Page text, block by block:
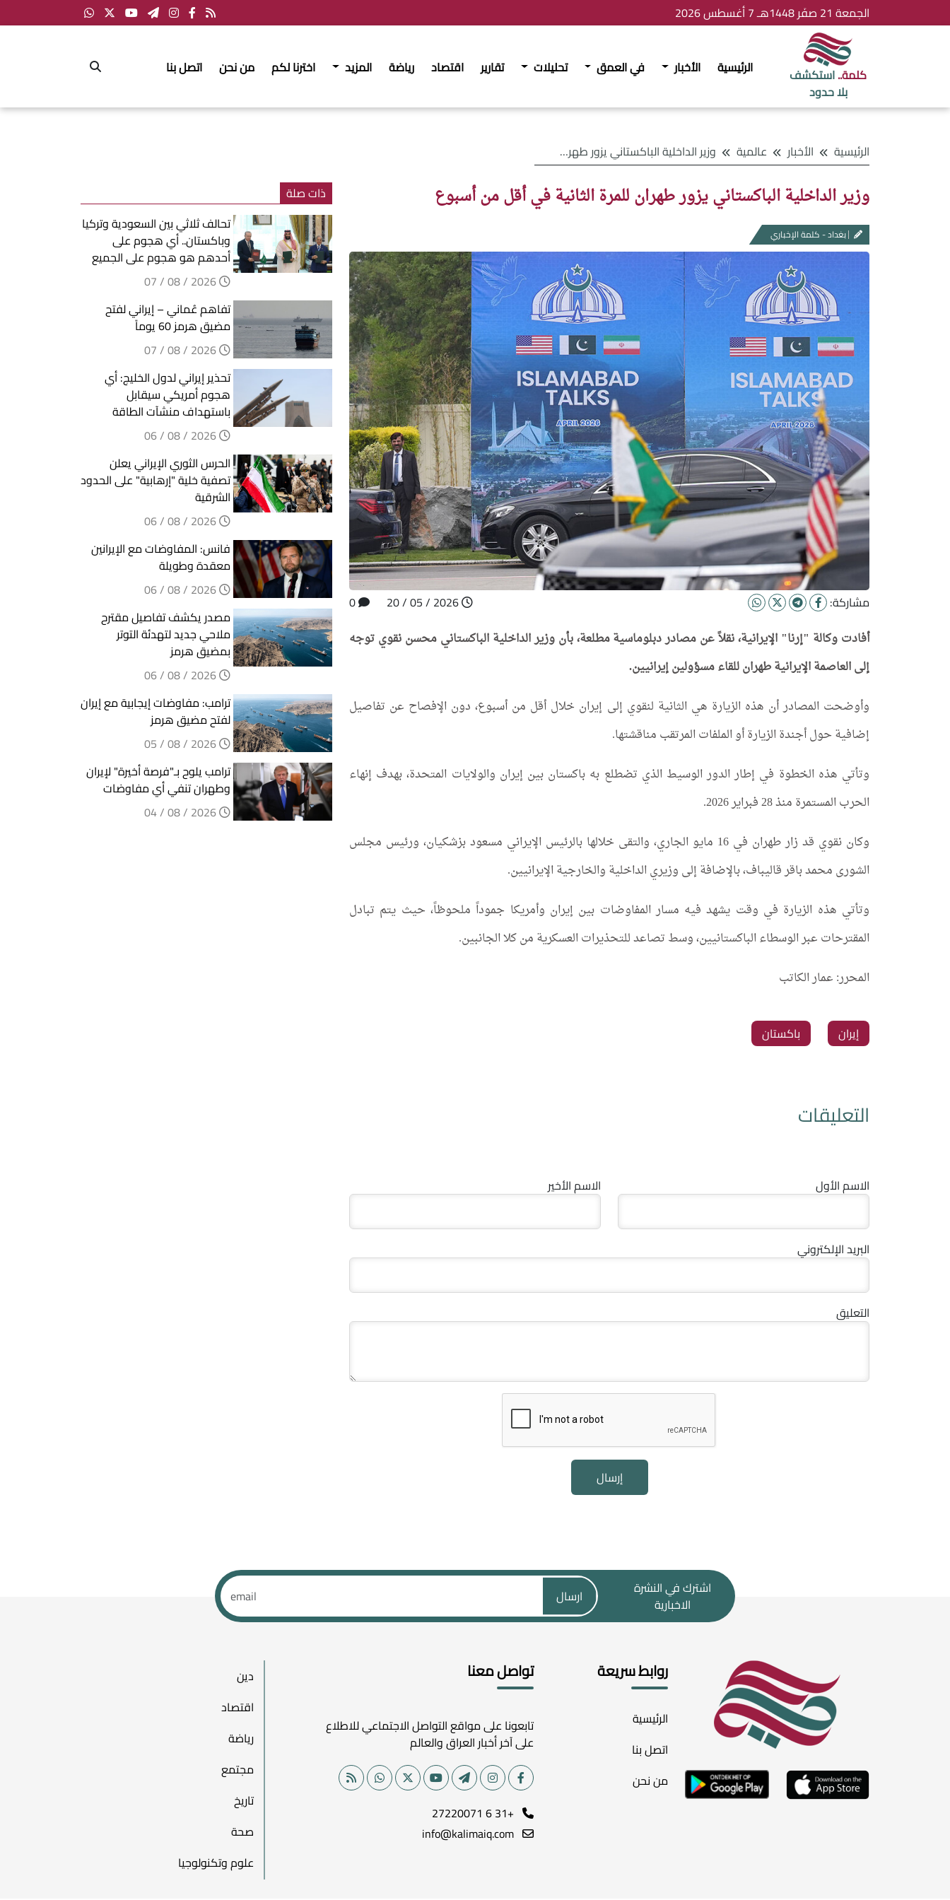
الجمعة 21 صفَر 1448هـ 7 أغسطس 2026
كلمة..استكشف
بلا حدود
الرئيسية الأخبار في العمق تحليلات تقارير اقتصاد رياضة المزيد اخترنا لكم من نحن اتصل بنا
الرئيسية الأخبار عالمية وزير الداخلية الباكستاني يزور طهران للمرة الثانية في أقل من أسبوع
وزير الداخلية الباكستاني يزور طهران للمرة الثانية في أقل من أسبوع
بغداد - كلمة الإخباري
مشاركة:
أفادت وكالة "إرنا" الإيرانية، نقلاً عن مصادر دبلوماسية مطلعة، بأن وزير الداخلية الباكستاني محسن نقوي توجه
إلى العاصمة الإيرانية طهران للقاء مسؤولين إيرانيين.
وأوضحت المصادر أن هذه الزيارة هي الثانية لنقوي إلى إيران خلال أقل من أسبوع، دون الإفصاح عن تفاصيل
إضافية حول أجندة الزيارة أو الملفات المرتقب مناقشتها.
وتأتي هذه الخطوة في إطار الدور الوسيط الذي تضطلع به باكستان بين إيران والولايات المتحدة، بهدف إنهاء
الحرب المستمرة منذ 28 فبراير 2026.
وكان نقوي قد زار طهران في 16 مايو الجاري، والتقى خلالها بالرئيس الإيراني مسعود بزشكيان، ورئيس مجلس
الشورى محمد باقر قاليباف، بالإضافة إلى وزيري الداخلية والخارجية الإيرانيين.
وتأتي هذه الزيارة في وقت يشهد فيه مسار المفاوضات بين إيران وأمريكا جموداً ملحوظاً، حيث يتم تبادل
المقترحات عبر الوسطاء الباكستانيين، وسط تصاعد للتحذيرات العسكرية من كلا الجانبين.
المحرر: عمار الكاتب
‏إيران ‏باكستان
التعليقات
الاسم الأول الاسم الأخير
البريد الإلكتروني
التعليق
إرسال
ذات صلة
تحالف ثلاثي بين السعودية وتركيا
وباكستان.. أي هجوم على
أحدهم هو هجوم على الجميع
تفاهم عُماني – إيراني لفتح
مضيق هرمز 60 يوماً
تحذير إيراني لدول الخليج: أي
هجوم أمريكي سيقابل
باستهداف منشآت الطاقة
الحرس الثوري الإيراني يعلن
تصفية خلية "إرهابية" على الحدود
الشرقية
فانس: المفاوضات مع الإيرانين
معقدة وطويلة
مصدر يكشف تفاصيل مقترح
ملاحي جديد لتهدئة التوتر
بمضيق هرمز
ترامب: مفاوضات إيجابية مع إيران
لفتح مضيق هرمز
ترامب يلوح بـ"فرصة أخيرة" لإيران
وطهران تنفي أي مفاوضات
اشترك في النشرة
الاخبارية
ارسال
روابط سريعة
الرئيسية
اتصل بنا
من نحن
تواصل معنا
تابعونا على مواقع التواصل الاجتماعي للاطلاع
على آخر أخبار العراق والعالم
+31 6 27220071
info@kalimaiq.com
دين
اقتصاد
رياضة
مجتمع
تاريخ
صحة
علوم وتكنولوجيا